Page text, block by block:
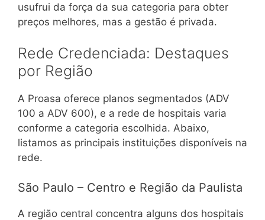
usufrui da força da sua categoria para obter
preços melhores, mas a gestão é privada.
Rede Credenciada: Destaques
por Região
A Proasa oferece planos segmentados (ADV
100 a ADV 600), e a rede de hospitais varia
conforme a categoria escolhida. Abaixo,
listamos as principais instituições disponíveis na
rede.
São Paulo – Centro e Região da Paulista
A região central concentra alguns dos hospitais